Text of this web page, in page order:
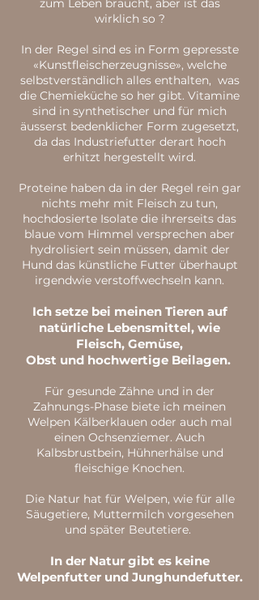
zum Leben braucht, aber ist das
wirklich so ?
In der Regel sind es in Form gepresste
«Kunstfleischerzeugnisse», welche
selbstverständlich alles enthalten, was
die Chemieküche so her gibt. Vitamine
sind in synthetischer und für mich
äusserst bedenklicher Form zugesetzt,
da das Industriefutter derart hoch
erhitzt hergestellt wird.
Proteine haben da in der Regel rein gar
nichts mehr mit Fleisch zu tun,
hochdosierte Isolate die ihrerseits das
blaue vom Himmel versprechen aber
hydrolisiert sein müssen, damit der
Hund das künstliche Futter überhaupt
irgendwie verstoffwechseln kann.
Ich setze bei meinen Tieren auf
natürliche Lebensmittel, wie
Fleisch, Gemüse,
Obst und hochwertige Beilagen.
Für gesunde Zähne und in der
Zahnungs-Phase biete ich meinen
Welpen Kälberklauen oder auch mal
einen Ochsenziemer. Auch
Kalbsbrustbein, Hühnerhälse und
fleischige Knochen.
Die Natur hat für Welpen, wie für alle
Säugetiere, Muttermilch vorgesehen
und später Beutetiere.
In der Natur gibt es keine
Welpenfutter und Junghundefutter.